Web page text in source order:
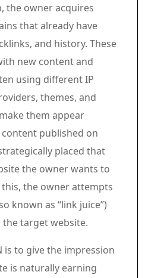
the owner acquires
that already have
and history. These
new content and
using different IP
themes, and
them appear
published on
placed that
the owner wants to
the owner attempts
known as “link juice”)
target website.
is to give the impression
is naturally earning